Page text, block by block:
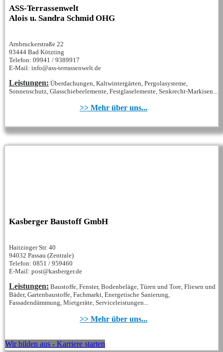
ASS-Terrassenwelt
Alois u. Sandra Schmid OHG
Arnbruckerstraße 22
93444 Bad Kötzting
Telefon: 09941 / 9389917
E-Mail: info@ass-terrassenwelt.de
Leistungen: Überdachungen, Kaltwintergärten, Pergolasysteme,
Sonnenschutz, Glasschiebeelemente, Festglaselemente, Senkrecht-Markisen...
>> Mehr über uns...
Kasberger Baustoff GmbH
Haitzinger Str. 40
94032 Passau (Zentrale)
Telefon: 0851 / 959460
E-Mail: post@kasberger.de
Leistungen: Baustoffe, Fenster, Bodenbeläge, Türen und Tore, Fliesen und
Bäder, Gartenbaustoffe, Fachmarkt, Energetische Sanierung,
Fassadendämmung, Mietgeräte, Serviceleistungen...
>> Mehr über uns...
Wir bilden aus - Karriere starten